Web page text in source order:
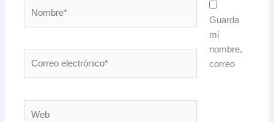
Guarda
mi
nombre,
correo